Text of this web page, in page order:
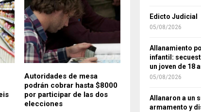
Autoridades de mesa
podrán cobrar hasta $8000
por participar de las dos
elecciones
Edicto Judicial
05/08/2026
Allanamiento
infantil:
un joven de 18
05/08/2026
Allanaron a un
armamento y